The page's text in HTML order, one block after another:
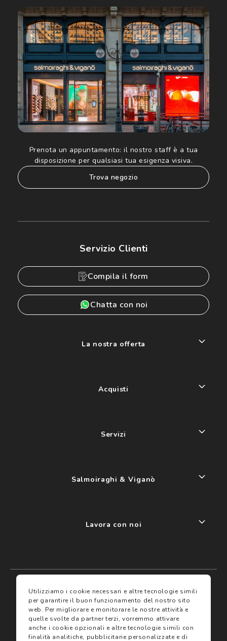
I miei preferiti
Assicurazioni
Cliccando su "Iscriviti", confermo di avere più di 16 anni e
acconsento all'utilizzo dei miei Dati Personali da parte di
Luxottica Group S.p.A. per l'invio di offerte speciali, novità
ed altre comunicazioni di carattere pubblicitario (consultare
Informativa sulla privacyper ulteriori informazioni).
Prenota un appuntamento: il nostro staff è a tua
disposizione per qualsiasi tua esigenza visiva.
trova negozio
Servizio Clienti
Compila il form
Chatta con noi
La nostra offerta
Acquisti
Servizi
Salmoiraghi & Viganò
Lavora con noi
Termini e condizioni
Utilizziamo i cookie necessari e altre tecnologie simili
per garantire il buon funzionamento del nostro sito
web. Per migliorare e monitorare le nostre attività e
quelle svolte da partner terzi, vorremmo attivare
anche i cookie opzionali e altre tecnologie simili con
finalità analitiche, pubblicitarie personalizzate e di